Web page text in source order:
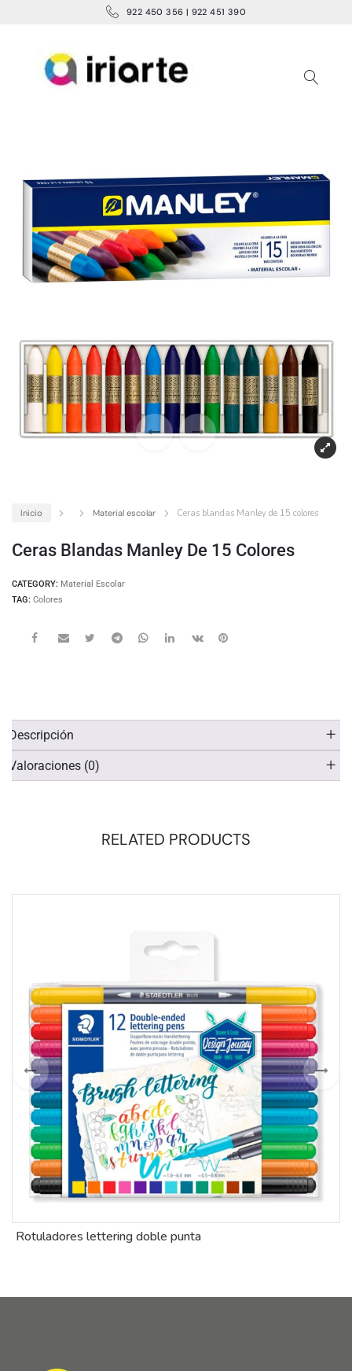
922 450 356 | 922 451 390
Inicio Material escolar Ceras blandas Manley de 15 colores
Ceras Blandas Manley De 15 Colores
CATEGORY: Material Escolar
TAG: Colores
Descripción
Valoraciones (0)
RELATED PRODUCTS
Rotuladores lettering doble punta